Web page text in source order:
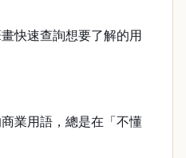
快速查詢想要了解的用
業用語，總是在「不懂